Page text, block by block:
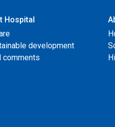
Hospital
development
comments